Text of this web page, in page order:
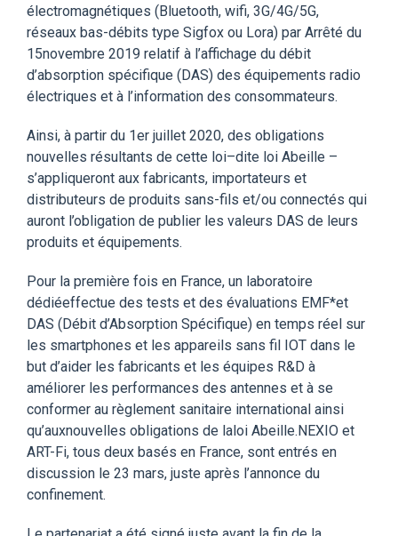
électromagnétiques (Bluetooth, wifi, 3G/4G/5G,
réseaux bas-débits type Sigfox ou Lora) par Arrêté du
15novembre 2019 relatif à l’affichage du débit
d’absorption spécifique (DAS) des équipements radio
électriques et à l’information des consommateurs.
Ainsi, à partir du 1er juillet 2020, des obligations
nouvelles résultants de cette loi–dite loi Abeille –
s’appliqueront aux fabricants, importateurs et
distributeurs de produits sans-fils et/ou connectés qui
auront l’obligation de publier les valeurs DAS de leurs
produits et équipements.
Pour la première fois en France, un laboratoire
dédiéeffectue des tests et des évaluations EMF*et
DAS (Débit d’Absorption Spécifique) en temps réel sur
les smartphones et les appareils sans fil IOT dans le
but d’aider les fabricants et les équipes R&D à
améliorer les performances des antennes et à se
conformer au règlement sanitaire international ainsi
qu’auxnouvelles obligations de laloi Abeille.NEXIO et
ART-Fi, tous deux basés en France, sont entrés en
discussion le 23 mars, juste après l’annonce du
confinement.